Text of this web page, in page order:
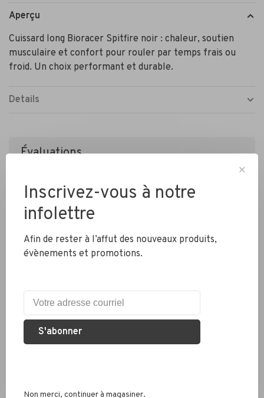
Aperçu
Cuissard long Bioracer Spitfire noir : chaleur, soutien
musculaire et confort pour rouler par temps frais ou
froid. Un choix performant et durable.
Details
Évaluations
Ajouter un avis
Livraison partout au Canada
✕
Inscrivez-vous à notre
infolettre
Afin de rester à l’affut des nouveaux produits,
évènements et promotions.
S'abonner
Non merci, continuer à magasiner.